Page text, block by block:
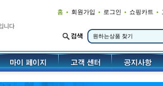
홈 • 회원가입 • 로그인 • 쇼핑카트 •